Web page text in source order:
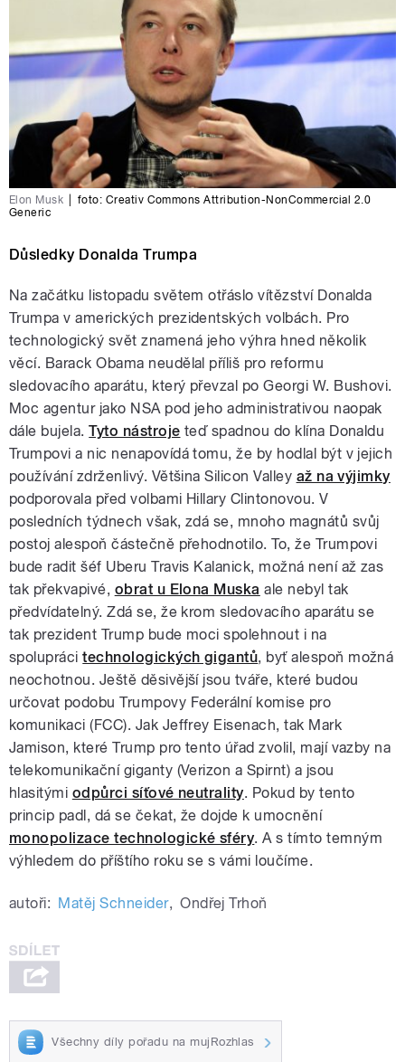
Elon Musk
foto: Creativ Commons Attribution-NonCommercial 2.0
Generic
Důsledky Donalda Trumpa
Na začátku listopadu světem otřáslo vítězství Donalda
Trumpa v amerických prezidentských volbách. Pro
technologický svět znamená jeho výhra hned několik
věcí. Barack Obama neudělal příliš pro reformu
sledovacího aparátu, který převzal po Georgi W. Bushovi.
Moc agentur jako NSA pod jeho administrativou naopak
dále bujela.Tyto nástroje teď spadnou do klína Donaldu
Trumpovi a nic nenapovídá tomu, že by hodlal být v jejich
používání zdrženlivý. Většina Silicon Valley až na výjimky
podporovala před volbami Hillary Clintonovou. V
posledních týdnech však, zdá se, mnoho magnátů svůj
postoj alespoň částečně přehodnotilo. To, že Trumpovi
bude radit šéf Uberu Travis Kalanick, možná není až zas
tak překvapivé, obrat u Elona Muska ale nebyl tak
předvídatelný. Zdá se, že krom sledovacího aparátu se
tak prezident Trump bude moci spolehnout i na
spoluprácitechnologických gigantů, byť alespoň možná
neochotnou. Ještě děsivější jsou tváře, které budou
určovat podobu Trumpovy Federální komise pro
komunikaci (FCC). Jak Jeffrey Eisenach, tak Mark
Jamison, které Trump pro tento úřad zvolil, mají vazby na
telekomunikační giganty (Verizon a Spirnt) a jsou
hlasitými odpůrci síťové neutrality. Pokud by tento
princip padl, dá se čekat, že dojde k umocnění
monopolizace technologické sféry. A s tímto temným
výhledem do příštího roku se s vámi loučíme.
autoři: Matěj Schneider, Ondřej Trhoň
Všechny díly pořadu na mujRozhlas